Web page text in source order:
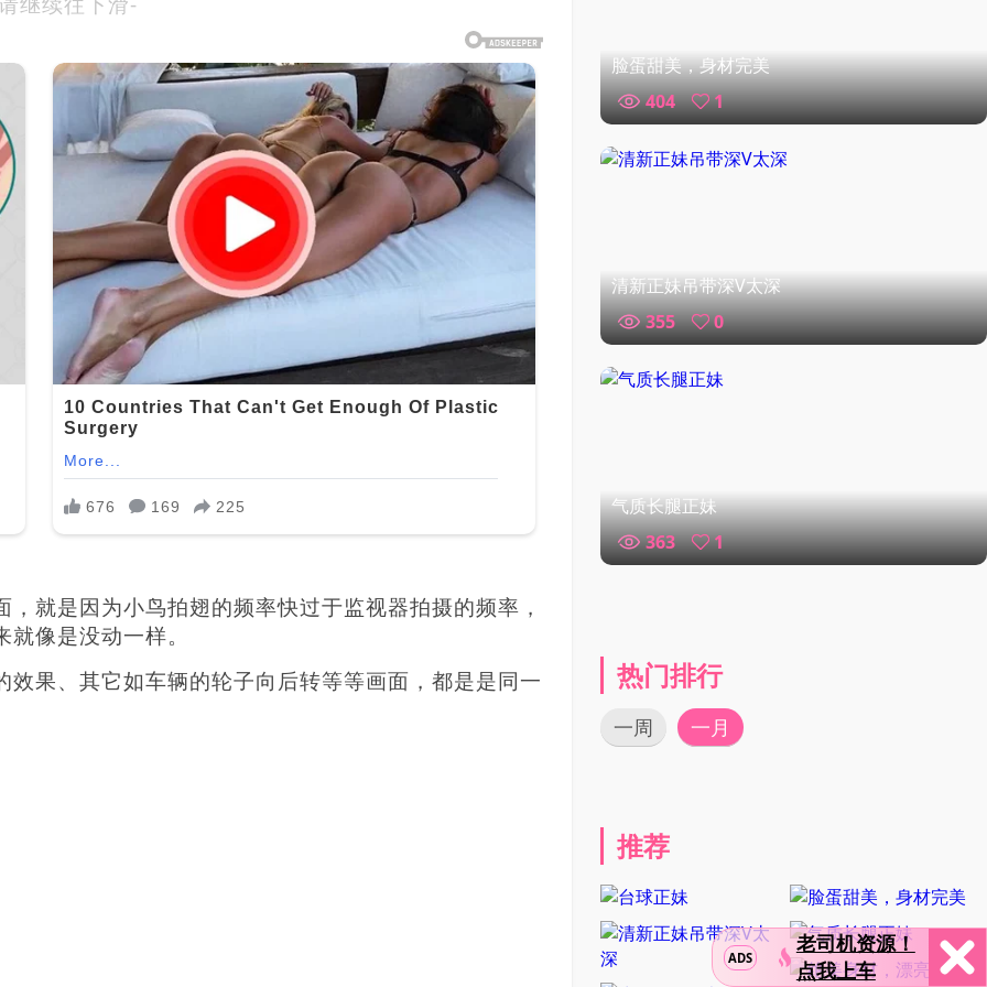
就是因为小鸟拍翅的频率快过于监视器拍摄的频率，
像是没动一样。
果、其它如车辆的轮子向后转等等画面，都是是同一
脸蛋甜美，身材完美
404
1
清新正妹吊带深V太深
355
0
气质长腿正妹
363
1
热门排行
一周 一月
推荐
ADS
老司机资源！
点我上车